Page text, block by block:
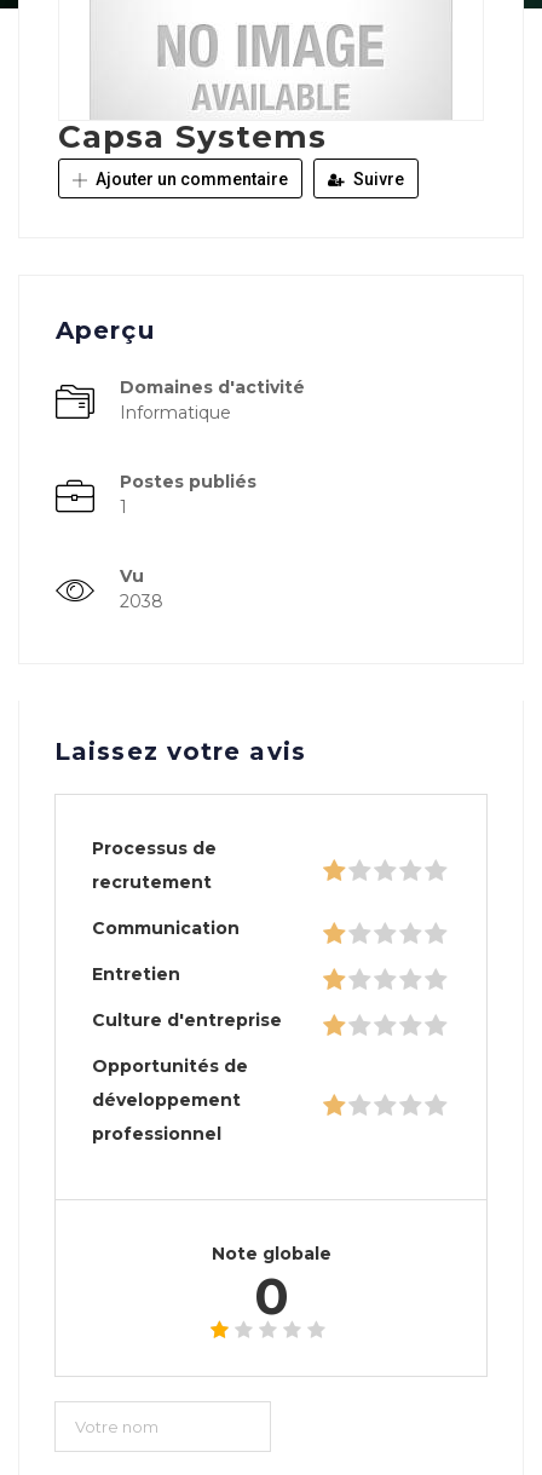
Capsa Systems
Ajouter un commentaire Suivre
Aperçu
Domaines d'activité
Informatique
Postes publiés
1
Vu
2038
Laissez votre avis
Processus de
recrutement
Communication
Entretien
Culture d'entreprise
Opportunités de
développement
professionnel
Note globale
0